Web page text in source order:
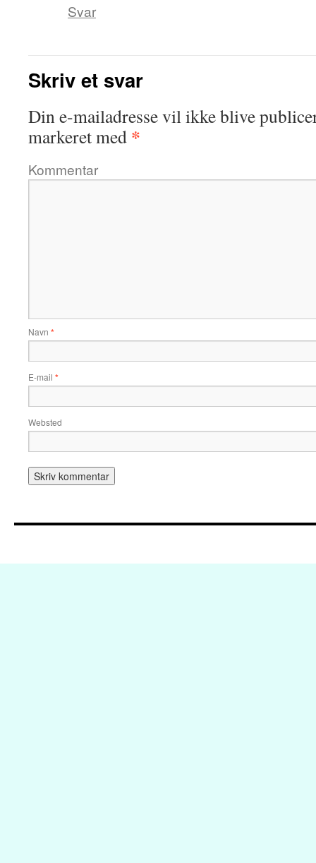
Svar
Skriv et svar
Din e-mailadresse vil ikke blive
markeret med *
Kommentar
Navn *
E-mail *
Websted